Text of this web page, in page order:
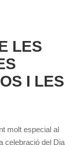
LES
I LES
molt especial al
celebració del Dia